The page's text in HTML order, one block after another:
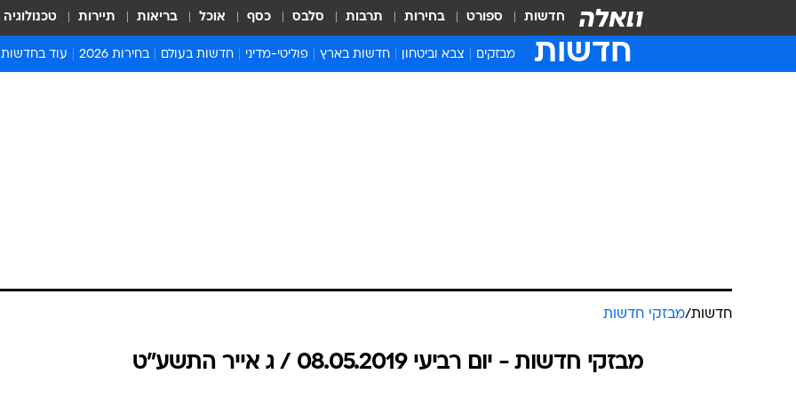
חדשות ספורט בחירות תרבות סלבס כסף אוכל בריאות תיירות טכנולוגיה
חדשות מבזקים צבא וביטחון חדשות בארץ פוליטי-מדיני חדשות בעולם בחירות 2026 עוד בחדשות
חדשות/מבזקי חדשות
מבזקי חדשות - יום רביעי 08.05.2019 / ג אייר התשע"ט